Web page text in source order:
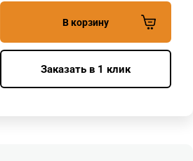
В корзину
Заказать в 1 клик